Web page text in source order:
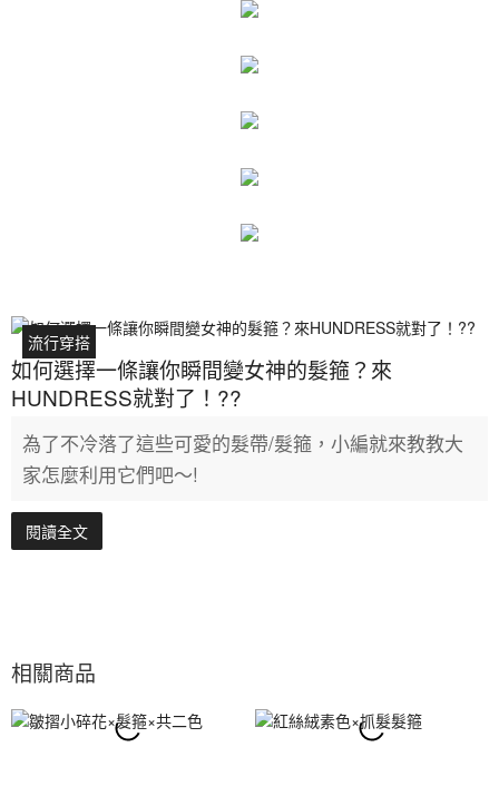
流行穿搭
如何選擇一條讓你瞬間變女神的髮箍？來
HUNDRESS就對了！??
為了不冷落了這些可愛的髮帶/髮箍，小編就來教教大
家怎麼利用它們吧～!
閱讀全文
相關商品